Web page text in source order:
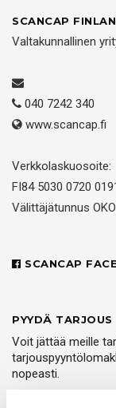
SCANCAP
Valtakunnallinen
040 7242 340
www.scancap.fi
Verkkolaskuosoite:
FI84 5030 0720
Välittäjätunnus
SCANCAP
PYYDÄ TARJOUS
Voit jättää meille
nopeasti.